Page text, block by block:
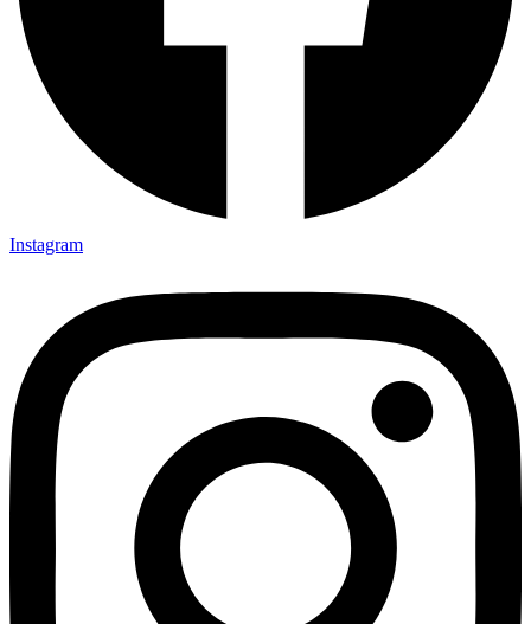
Instagram